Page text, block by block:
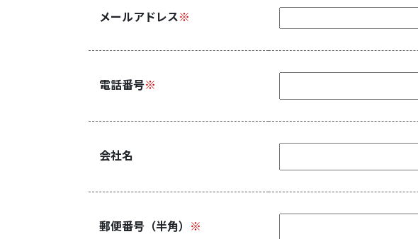
メールアドレス※
電話番号※
会社名
郵便番号（半角） ※